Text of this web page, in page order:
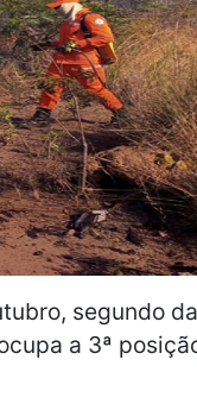
segundo
a 3ª